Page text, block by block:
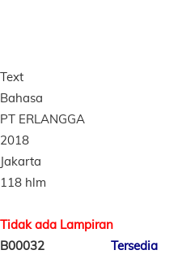
Text
Bahasa
PT ERLANGGA
2018
Jakarta
118 hlm
Tidak ada Lampiran
B00032 Tersedia